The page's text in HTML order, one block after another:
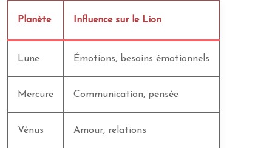
Planète Influence sur le Lion
Lune Émotions, besoins émotionnels
Mercure Communication, pensée
Vénus Amour, relations